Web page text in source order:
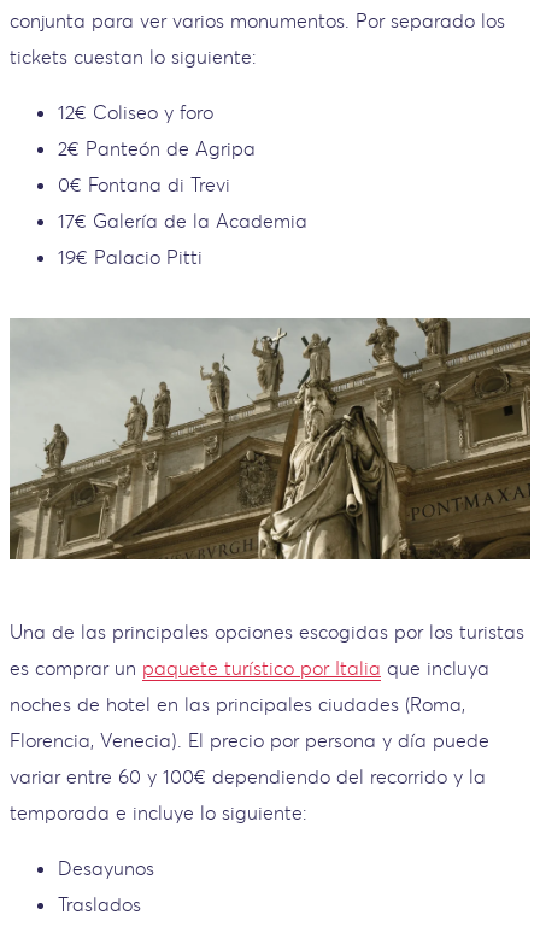
conjunta para ver varios monumentos. Por separado los
tickets cuestan lo siguiente:
12€ Coliseo y foro
2€ Panteón de Agripa
0€ Fontana di Trevi
17€ Galería de la Academia
19€ Palacio Pitti
Una de las principales opciones escogidas por los turistas
es comprar un paquete turístico por Italia que incluya
noches de hotel en las principales ciudades (Roma,
Florencia, Venecia). El precio por persona y día puede
variar entre 60 y 100€ dependiendo del recorrido y la
temporada e incluye lo siguiente:
Desayunos
Traslados